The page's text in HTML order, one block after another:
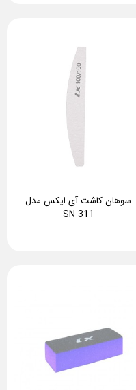
سوهان کاشت آی ایکس مدل
SN-311